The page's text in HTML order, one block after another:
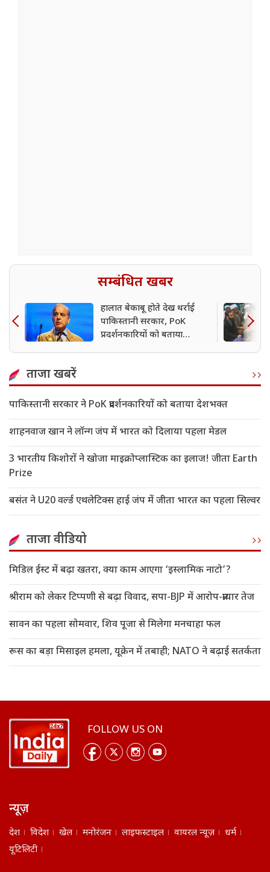
सम्बंधित खबर
हालात बेकाबू होते देख थर्राई
पाकिस्तानी सरकार, PoK
प्रदर्शनकारियों को बताया
ताजा खबरें
पाकिस्तानी सरकार ने PoK प्रदर्शनकारियों को बताया देशभक्त
शाहनवाज खान ने लॉन्ग जंप में भारत को दिलाया पहला मेडल
3 भारतीय किशोरों ने खोजा माइक्रोप्लास्टिक का इलाज! जीता Earth
Prize
बसंत ने U20 वर्ल्ड एथलेटिक्स हाई जंप में जीता भारत का पहला सिल्वर
ताजा वीडियो
मिडिल ईस्ट में बढ़ा खतरा, क्या काम आएगा ‘इस्लामिक नाटो’?
श्रीराम को लेकर टिप्पणी से बढ़ा विवाद, सपा-BJP में आरोप-प्रत्यार तेज
सावन का पहला सोमवार, शिव पूजा से मिलेगा मनचाहा फल
रूस का बड़ा मिसाइल हमला, यूक्रेन में तबाही; NATO ने बढ़ाई सतर्कता
FOLLOW US ON
न्यूज़
देश विदेश खेल मनोरंजन लाइफस्टाइल वायरल न्यूज़
धर्म
यूटिलिटी